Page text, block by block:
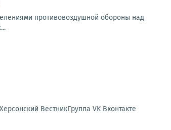
противовоздушной обороны над
ВестникГруппа VK Вконтакте